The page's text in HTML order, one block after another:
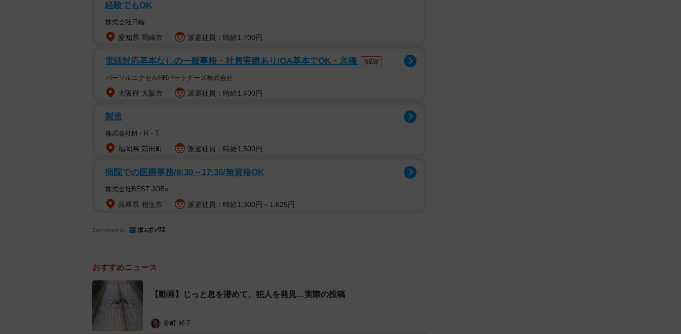
その時は、風で木の枝が揺れて窓ガラスに当たった音なのだと気にしないでいたまるさん。
しかし、数日後の午前10時頃、窓を何度も叩く音が再び聞こえたので外を出て見てみるもの
の、やはり誰もいません。
「さすがに何かおかしい」。そう思ったまるさんは、ガラス窓に当たりそうなものを調べま
したが、疑わしいものは見つかりませんでした。
スの脇から外を見ると、その正体が判明したのです！
社員からも好評！？その犯人とは…
動画に映っていたのは鳥の雉（キジ）。窓に映る自分の姿をくちばしで突っついたり、飛び
蹴りしたりしています。ノックに聞こえたのはそれらの音で、まるさんが外を見た時に誰も
いなかったのは驚いて隠れてしまったからのようです。
経験でもOK
株式会社日輪
愛知県 岡崎市 派遣社員：時給1,700円
電話対応基本なしの一般事務・社員実績あり/OA基本でOK・京橋 NEW
パーソルエクセルHRパートナーズ株式会社
大阪府 大阪市 派遣社員：時給1,400円
製造
株式会社M・R・T
福岡県 苅田町 派遣社員：時給1,500円
病院での医療事務/8:30～17:30/無資格OK
株式会社BEST JOBs
兵庫県 相生市 派遣社員：時給1,300円～1,625円
Sponsored by
おすすめニュース
【動画】じっと息を潜めて、犯人を発見…実際の投稿
谷町 邦子